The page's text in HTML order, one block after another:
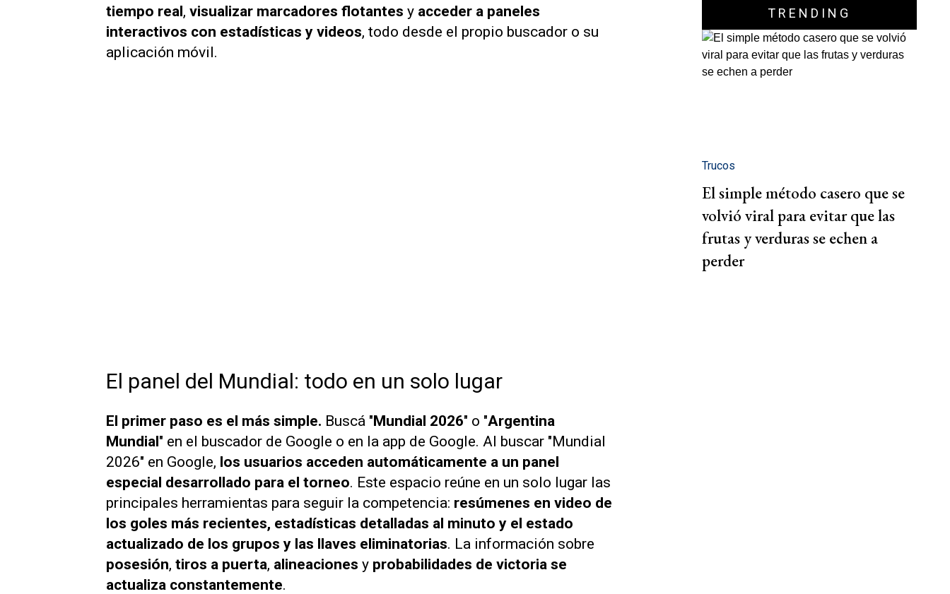
tiempo real, visualizar marcadores flotantes y acceder a paneles
interactivos con estadísticas y videos, todo desde el propio buscador o su
aplicación móvil.
El panel del Mundial: todo en un solo lugar
El primer paso es el más simple. Buscá "Mundial 2026" o "Argentina
Mundial" en el buscador de Google o en la app de Google. Al buscar "Mundial
2026" en Google, los usuarios acceden automáticamente a un panel
especial desarrollado para el torneo. Este espacio reúne en un solo lugar las
principales herramientas para seguir la competencia: resúmenes en video de
los goles más recientes, estadísticas detalladas al minuto y el estado
actualizado de los grupos y las llaves eliminatorias. La información sobre
posesión, tiros a puerta, alineaciones y probabilidades de victoria se
actualiza constantemente.
TRENDING
Trucos
El simple método casero que se
volvió viral para evitar que las
frutas y verduras se echen a
perder